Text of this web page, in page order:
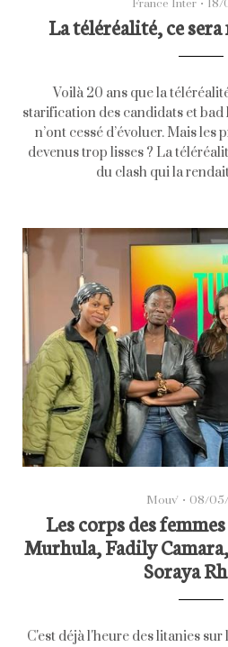
France Inter • 18/
La téléréalité, ce
Voilà 20 ans que la
starification des candidats et
n’ont cessé d’évoluer. Mais
devenus trop lisses ? La
du clash qui la
Mouv' • 08/
Les corps des
Murhula, Fadily
Soraya
C'est déjà l'heure des litanies